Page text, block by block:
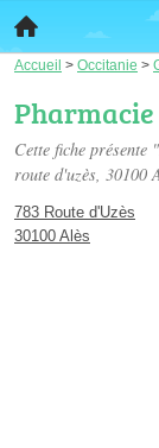
Accueil > Occitanie >
Cette fiche
route d'uzès, 30100
783 Route d'Uzès
30100 Alès